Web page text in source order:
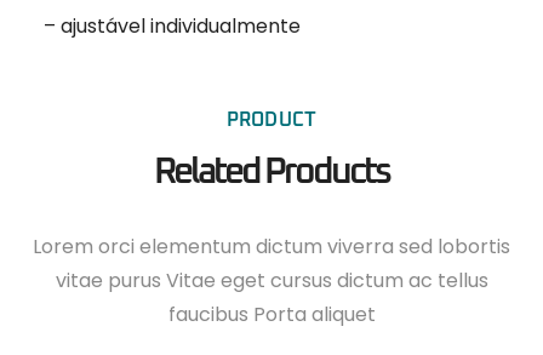
– ajustável individualmente
PRODUCT
Related Products
Lorem orci elementum dictum viverra sed lobortis
vitae purus Vitae eget cursus dictum ac tellus
faucibus Porta aliquet